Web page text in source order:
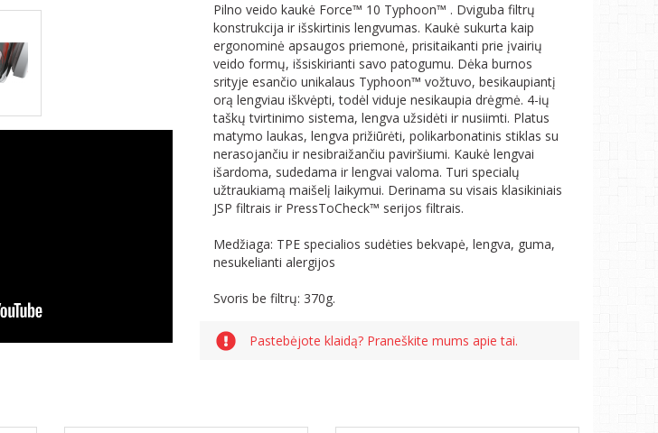
Pilno veido kaukė Force™ 10 Typhoon™ . Dviguba filtrų
konstrukcija ir išskirtinis lengvumas. Kaukė sukurta kaip
ergonominė apsaugos priemonė, prisitaikanti prie įvairių
veido formų, išsiskirianti savo patogumu. Dėka burnos
srityje esančio unikalaus Typhoon™ vožtuvo, besikaupiantį
orą lengviau iškvėpti, todėl viduje nesikaupia drėgmė. 4-ių
taškų tvirtinimo sistema, lengva užsidėti ir nusiimti. Platus
matymo laukas, lengva prižiūrėti, polikarbonatinis stiklas su
nerasojančiu ir nesibraižančiu paviršiumi. Kaukė lengvai
išardoma, sudedama ir lengvai valoma. Turi specialų
užtraukiamą maišelį laikymui. Derinama su visais klasikiniais
JSP filtrais ir PressToCheck™ serijos filtrais.
Medžiaga: TPE specialios sudėties bekvapė, lengva, guma,
nesukelianti alergijos
Svoris be filtrų: 370g.
Pastebėjote klaidą? Praneškite mums apie tai.